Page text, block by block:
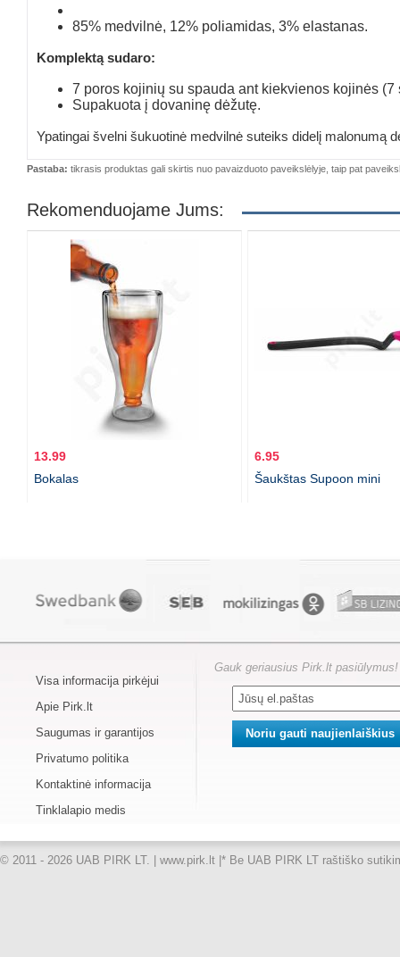
85% medvilnė, 12% poliamidas, 3% elastanas.
Komplektą sudaro:
7 poros kojinių su spauda ant kiekvienos kojinės (7
Supakuota į dovaninę dėžutę.
Ypatingai švelni šukuotinė medvilnė suteiks didelį malonumą
Pastaba: tikrasis produktas gali skirtis nuo pavaizduoto paveikslėlyje, taip pat
Rekomenduojame Jums:
13.99
Bokalas
6.95
Šaukštas Supoon mini
Visa informacija pirkėjui
Apie Pirk.lt
Saugumas ir garantijos
Privatumo politika
Kontaktinė informacija
Tinklalapio medis
Gauk geriausius Pirk.lt pasiūlymus!
© 2011 - 2026 UAB PIRK LT. | www.pirk.lt | * Be UAB PIRK LT raštiško